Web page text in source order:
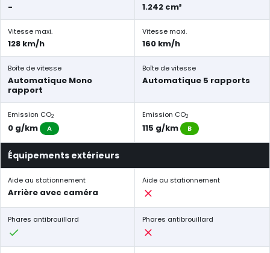
- 1.242 cm³
Vitesse maxi.
128 km/h
Vitesse maxi.
160 km/h
Boîte de vitesse
Automatique Mono
rapport
Boîte de vitesse
Automatique 5 rapports
Emission CO2
0 g/km A
Emission CO2
115 g/km B
Équipements extérieurs
Aide au stationnement
Arrière avec caméra
Aide au stationnement
Phares antibrouillard Phares antibrouillard